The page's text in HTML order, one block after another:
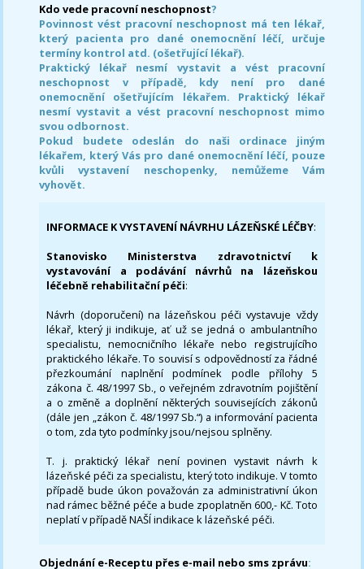
Kdo vede pracovní neschopnost?
Povinnost vést pracovní neschopnost má ten lékař,
který pacienta pro dané onemocnění léčí, určuje
termíny kontrol atd. (ošetřující lékař).
Praktický lékař nesmí vystavit a vést pracovní
neschopnost v případě, kdy není pro dané
onemocnění ošetřujícím lékařem. Praktický lékař
nesmí vystavit a vést pracovní neschopnost mimo
svou odbornost.
Pokud budete odeslán do naši ordinace jiným
lékařem, který Vás pro dané onemocnění léčí, pouze
kvůli vystavení neschopenky, nemůžeme Vám
vyhovět.
INFORMACE K VYSTAVENÍ NÁVRHU LÁZEŇSKÉ LÉČBY:
Stanovisko Ministerstva zdravotnictví k
vystavování a podávání návrhů na lázeňskou
léčebně rehabilitační péči:
Návrh (doporučení) na lázeňskou péči vystavuje vždy
lékař, který ji indikuje, ať už se jedná o ambulantního
specialistu, nemocničního lékaře nebo registrujícího
praktického lékaře. To souvisí s odpovědností za řádné
přezkoumání naplnění podmínek podle přílohy 5
zákona č. 48/1997 Sb., o veřejném zdravotním pojištění
a o změně a doplnění některých souvisejících zákonů
(dále jen „zákon č. 48/1997 Sb.“) a informování pacienta
o tom, zda tyto podmínky jsou/nejsou splněny.
T. j. praktický lékař není povinen vystavit návrh k
lázeňské péči za specialistu, který toto indikuje. V tomto
případě bude úkon považován za administrativní úkon
nad rámec běžné péče a bude zpoplatněn 600,- Kč. Toto
neplatí v případě NAŠÍ indikace k lázeňské péči.
Objednání e-Receptu přes e-mail nebo sms zprávu: